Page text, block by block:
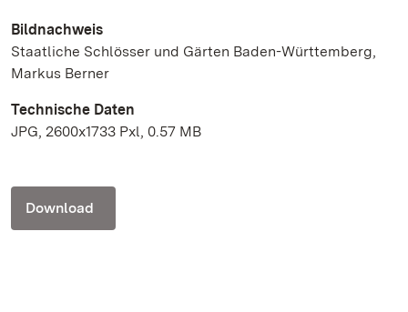
Bildnachweis
Staatliche Schlösser und Gärten Baden-Württemberg,
Markus Berner
Technische Daten
JPG, 2600x1733 Pxl, 0.57 MB
Download